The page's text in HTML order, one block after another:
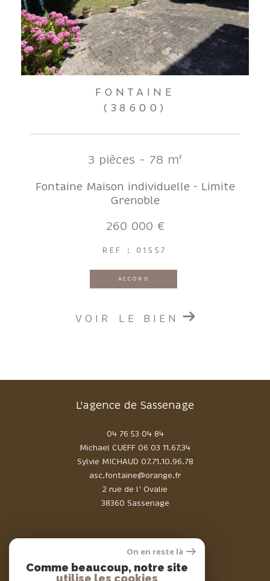
FONTAINE
(38600)
3 pièces - 78 m²
Fontaine Maison individuelle - Limite
Grenoble
260 000 €
REF : 01557
ACCORD
VOIR LE BIEN
L'agence de Sassenage
04 76 53 04 84
2 rue de l' Ovalie
38360 Sassenage
Michael CUEFF 06 03 11.67.34
Sylvie MICHAUD 07.71.10.96.78
asc.fontaine@orange.fr
Adhérents
On en reste là
Comme beaucoup, notre site
utilise les cookies